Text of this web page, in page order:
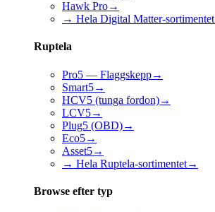
Hawk Pro→
→ Hela Digital Matter-sortimentet
Ruptela
Pro5 — Flaggskepp→
Smart5→
HCV5 (tunga fordon)→
LCV5→
Plug5 (OBD)→
Eco5→
Asset5→
→ Hela Ruptela-sortimentet→
Browse efter typ